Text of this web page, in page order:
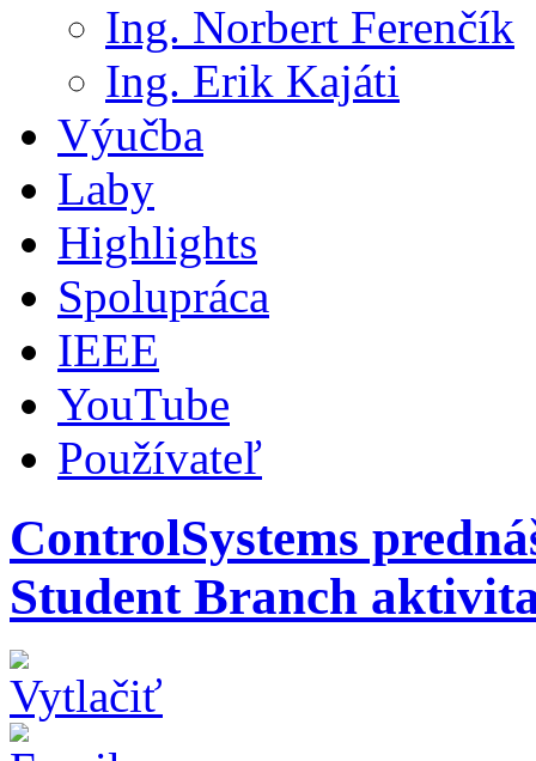
Ing. Norbert Ferenčík
Ing. Erik Kajáti
Výučba
Laby
Highlights
Spolupráca
IEEE
YouTube
Používateľ
ControlSystems
Student Branch